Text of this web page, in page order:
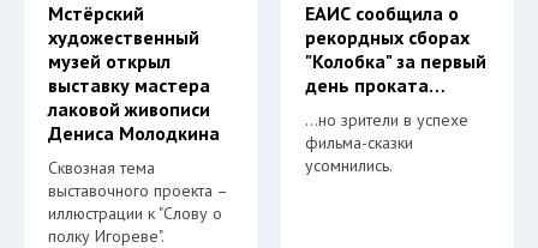
Мстёрский
художественный
музей открыл
выставку мастера
лаковой живописи
Дениса Молодкина
Сквозная тема
выставочного проекта –
иллюстрации к "Слову о
полку Игореве".
ЕАИС сообщила о
рекордных сборах
"Колобка" за первый
день проката…
…но зрители в успехе
фильма-сказки
усомнились.